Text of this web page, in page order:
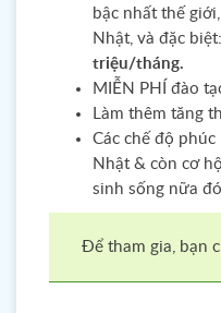
bậc nhất thế
Nhật, và đặc biệt:
triệu/tháng.
MIỄN PHÍ đào
Làm thêm tăng
Các chế độ
Nhật & còn cơ
sinh sống nữa
Để tham gia, bạn